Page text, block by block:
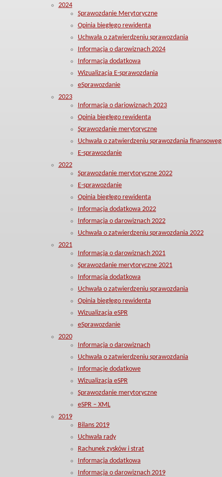
2024
Sprawozdanie Merytoryczne
Opinia biegłego rewidenta
Uchwała o zatwierdzeniu sprawozdania
Informacja o darowiznach 2024
Informacja dodatkowa
Wizualizacja E-sprawozdania
eSprawozdanie
2023
Informacja o dariowiznach 2023
Opinia biegłego rewidenta
Sprawozdanie merytoryczne
Uchwała o zatwierdzeniu sprawozdania
E-sprawozdanie
2022
Sprawozdanie merytoryczne 2022
E-sprawozdanie
Opinia biegłego rewidenta
Informacja dodatkowa 2022
Informacja o darowiznach 2022
Uchwała o zatwierdzeniu sprawozdania 2022
2021
Informacja o darowiznach 2021
Sprawozdanie merytoryczne 2021
Informacja dodatkowa
Uchwała o zatwierdzeniu sprawozdania
Opinia biegłego rewidenta
Wizualizacja eSPR
eSprawozdanie
2020
Informacja o darowiznach
Uchwała o zatwierdzeniu sprawozdania
Informacje dodatkowe
Wizualizacja eSPR
Sprawozdanie merytoryczne
eSPR – XML
2019
Bilans 2019
Uchwała rady
Rachunek zysków i strat
Informacja dodatkowa
Informacja o darowiznach 2019